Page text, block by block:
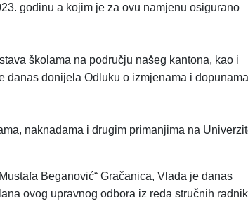
godinu a kojim je za ovu namjenu osigurano
školama na području našeg kantona, kao i
danas donijela Odluku o izmjenama i dopunama
naknadama i drugim primanjima na
Beganović“ Gračanica, Vlada je danas
ovog upravnog odbora iz reda stručnih